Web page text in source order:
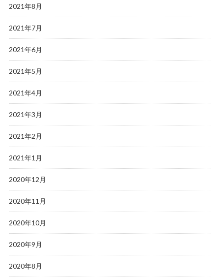
2021年8月
2021年7月
2021年6月
2021年5月
2021年4月
2021年3月
2021年2月
2021年1月
2020年12月
2020年11月
2020年10月
2020年9月
2020年8月